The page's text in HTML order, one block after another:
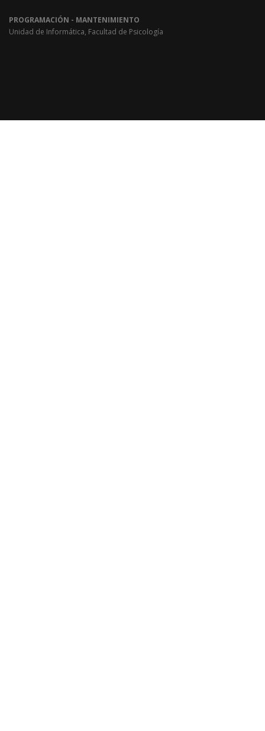
PROGRAMACIÓN - MANTENIMIENTO
Unidad de Informática, Facultad de Psicología